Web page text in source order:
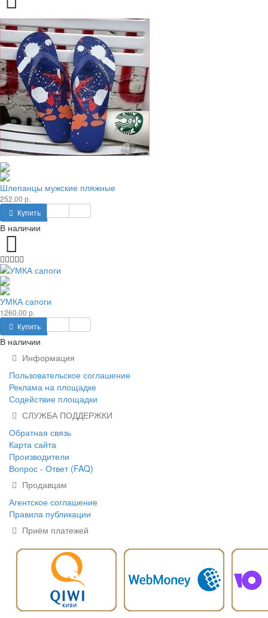
Шлепанцы мужские пляжные
252.00 р.
Купить
В наличии
УМКА сапоги
1260.00 р.
Купить
В наличии
Информация
Пользовательское соглашение
Реклама на площадке
Содействие площадки
СЛУЖБА ПОДДЕРЖКИ
Обратная связь
Карта сайта
Производители
Вопрос - Ответ (FAQ)
Продавцам
Агентское соглашение
Правила публикации
Приём платежей